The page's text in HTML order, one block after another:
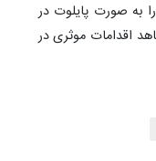
به صورت پایلوت در
اقدامات موثری در